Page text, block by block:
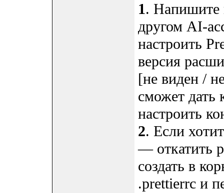
1. Напишите
другом AI-
настроить
версия
[не виден /
сможет дать
настроить
2. Если
— откатить
создать в
.prettierrc и